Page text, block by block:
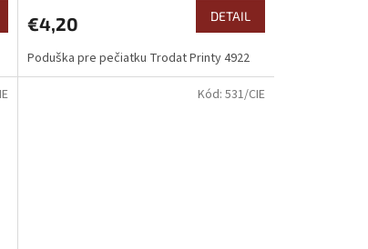
€4,20 DETAIL
Poduška pre pečiatku Trodat Printy 4922
Kód: 531/CIE